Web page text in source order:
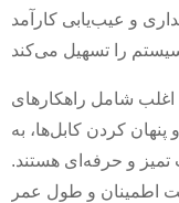
و عیب‌یابی کارآمد
اغلب شامل راهکارهای
کردن کابل‌ها، به
و حرفه‌ای هستند.
اطمینان و طول عمر
ارسال درخواست